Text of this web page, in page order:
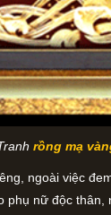
rồng mạ
ngoài việc
phụ nữ độc